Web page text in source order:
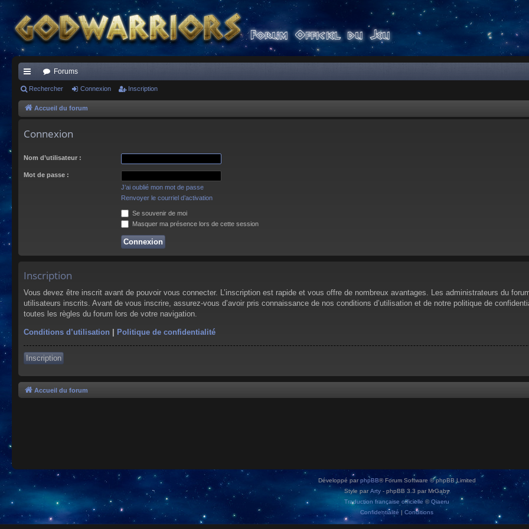
ac
co
s
Forums
Rechercher Connexion Inscription
Accueil du forum
Connexion
Nom d’utilisateur :
Mot de passe :
J’ai oublié mon mot de passe
Renvoyer le courriel d’activation
Se souvenir de moi
Masquer ma présence lors de cette session
Inscription
Vous devez être inscrit avant de pouvoir vous connecter. L’inscription est rapide et vous offre de nombreux avantages. Les administrateurs du
utilisateurs inscrits. Avant de vous inscrire, assurez-vous d’avoir pris connaissance de nos conditions d’utilisation et de notre politique de
toutes les règles du forum lors de votre navigation.
Conditions d’utilisation | Politique de confidentialité
Inscription
Accueil du forum
Développé parphpBB® Forum Software © phpBB Limited
Style par Arty - phpBB 3.3 par MrGaby
Traduction française officielle ©Qiaeru
Confidentialité | Conditions